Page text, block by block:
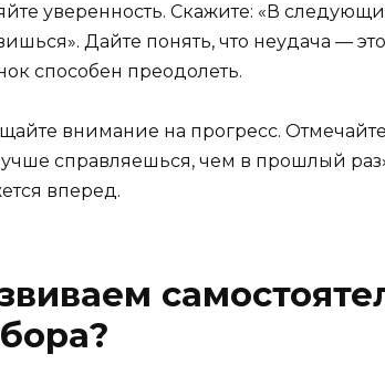
уверенность. Скажите: «В
Дайте понять, что неудача —
способен преодолеть.
внимание на прогресс.
справляешься, чем в прошлый
вперед.